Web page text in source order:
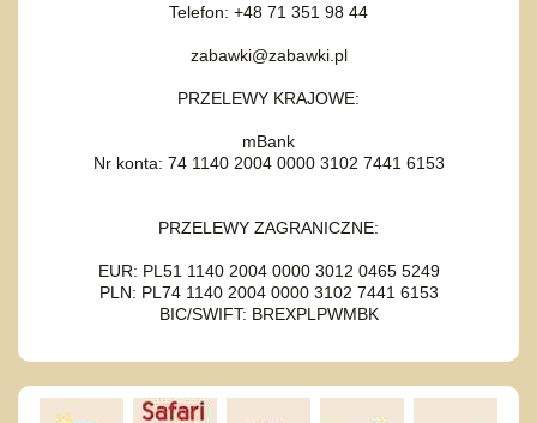
Telefon: +48 71 351 98 44
zabawki@zabawki.pl
PRZELEWY KRAJOWE:
mBank
Nr konta: 74 1140 2004 0000 3102 7441 6153
PRZELEWY ZAGRANICZNE:
EUR: PL51 1140 2004 0000 3012 0465 5249
PLN: PL74 1140 2004 0000 3102 7441 6153
BIC/SWIFT: BREXPLPWMBK